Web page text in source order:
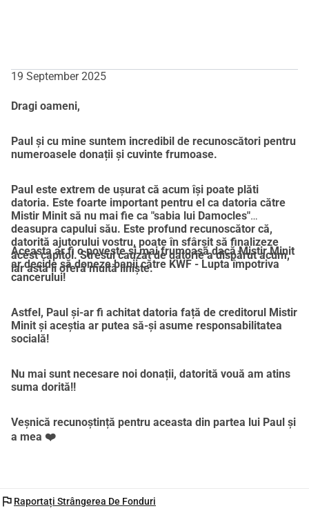
19 September 2025
Dragi oameni,
Paul și cu mine suntem incredibil de recunoscători pentru
numeroasele donații și cuvinte frumoase.
Paul este extrem de ușurat că acum își poate plăti
datoria. Este foarte important pentru el ca datoria către
Mistir Minit să nu mai fie ca "sabia lui Damocles"
deasupra capului său. Este profund recunoscător că,
datorită ajutorului vostru, poate în sfârșit să finalizeze
acest capitol. Stresul cauzat de datorie a dispărut acum,
iar asta îi oferă multă liniște.
Aceasta ar fi o poveste și mai frumoasă dacă Mistir Minit
ar decide să doneze banii către KWF - Lupta împotriva
cancerului!
Astfel, Paul și-ar fi achitat datoria față de creditorul Mistir
Minit și aceștia ar putea să-și asume responsabilitatea
socială!
Nu mai sunt necesare noi donații, datorită vouă am atins
suma dorită!!
Veșnică recunoștință pentru aceasta din partea lui Paul și
a mea ❤️
flag Raportați Strângerea De Fonduri